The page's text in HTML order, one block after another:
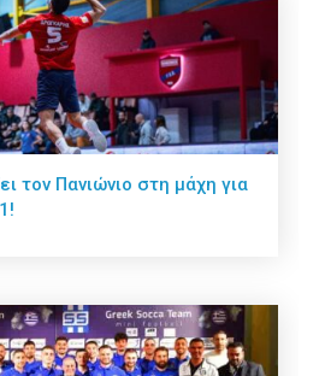
τον Πανιώνιο στη μάχη για